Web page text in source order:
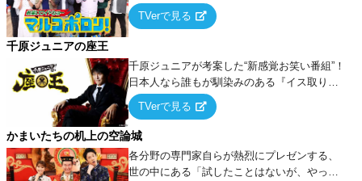
出でて、新たなオモシロ人間を発掘する！
TVerで見る
千原ジュニアの座王
千原ジュニアが考案した“新感覚お笑い番組”！
日本人なら誰もが馴染みのある『イス取りゲ
ーム』をベースに、大喜利・ギャグ・モノボ
ケ・歌…など様々なお題で芸人がショートネ
タを競い合う！
TVerで見る
かまいたちの机上の空論城
各分野の専門家自らが熱烈にプレゼンする、
世の中にある「試したことはないが、やって